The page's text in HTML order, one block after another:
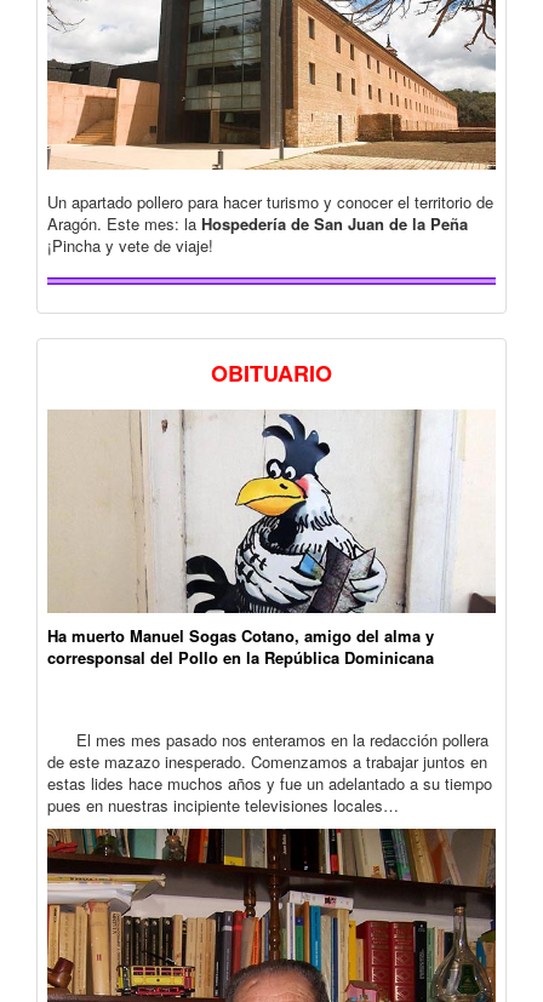
Un apartado pollero para hacer turismo y conocer el territorio de
Aragón. Este mes: la Hospedería de San Juan de la Peña
¡Pincha y vete de viaje!
OBITUARIO
Ha muerto Manuel Sogas Cotano, amigo del alma y
corresponsal del Pollo en la República Dominicana
El mes mes pasado nos enteramos en la redacción pollera
de este mazazo inesperado. Comenzamos a trabajar juntos en
estas lides hace muchos años y fue un adelantado a su tiempo
pues en nuestras incipiente televisiones locales…